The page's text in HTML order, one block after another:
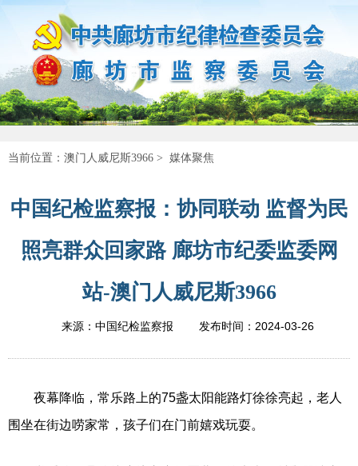
当前位置： 澳门人威尼斯3966 > 媒体聚焦
中国纪检监察报：协同联动 监督为民
照亮群众回家路 廊坊市纪委监委网
站-澳门人威尼斯3966
来源：中国纪检监察报 发布时间： 2024-03-26
夜幕降临，常乐路上的75盏太阳能路灯徐徐亮起，老人
围坐在街边唠家常，孩子们在门前嬉戏玩耍。